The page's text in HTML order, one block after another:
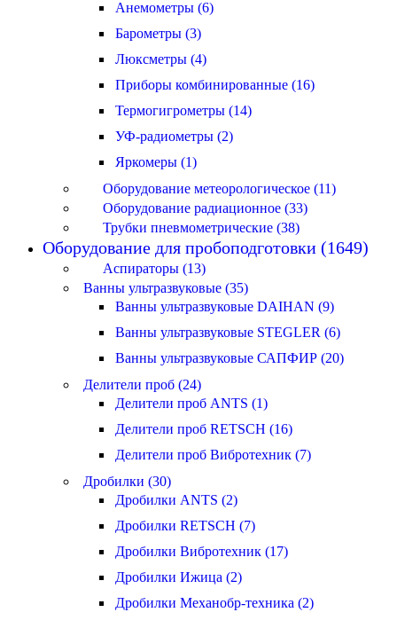
Анемометры (6)
Барометры (3)
Люксметры (4)
Приборы комбинированные (16)
Термогигрометры (14)
УФ-радиометры (2)
Яркомеры (1)
Оборудование метеорологическое (11)
Оборудование радиационное (33)
Трубки пневмометрические (38)
Оборудование для пробоподготовки (1649)
Аспираторы (13)
Ванны ультразвуковые (35)
Ванны ультразвуковые DAIHAN (9)
Ванны ультразвуковые STEGLER (6)
Ванны ультразвуковые САПФИР (20)
Делители проб (24)
Делители проб ANTS (1)
Делители проб RETSCH (16)
Делители проб Вибротехник (7)
Дробилки (30)
Дробилки ANTS (2)
Дробилки RETSCH (7)
Дробилки Вибротехник (17)
Дробилки Ижица (2)
Дробилки Механобр-техника (2)